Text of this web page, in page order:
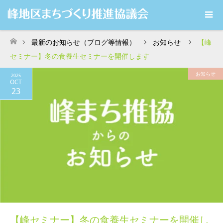
ホーム
最新のお知らせ（ブログ等情報） お知らせ
【峰
セミナー】冬の食養生セミナーを開催します
2025
OCT
23
お知らせ
【峰セミナー】冬の食養生セミナーを開催し